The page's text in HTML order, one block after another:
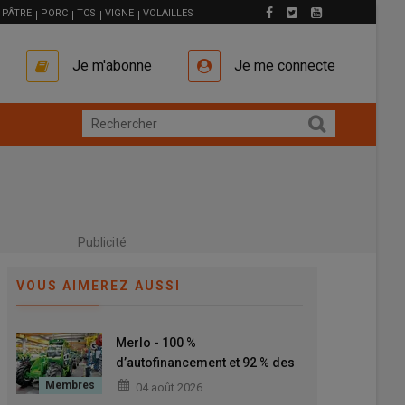
PÂTRE PORC TCS VIGNE VOLAILLES
Je m'abonne Je me connecte
Publicité
VOUS AIMEREZ AUSSI
Merlo - 100 %
d’autofinancement et 92 % des
composants des chargeurs
04 août 2026